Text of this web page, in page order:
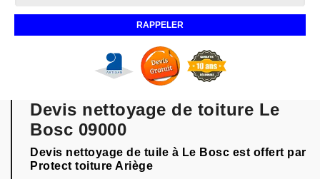
Devis nettoyage de toiture Le
Bosc 09000
Devis nettoyage de tuile à Le Bosc est offert par
Protect toiture Ariège